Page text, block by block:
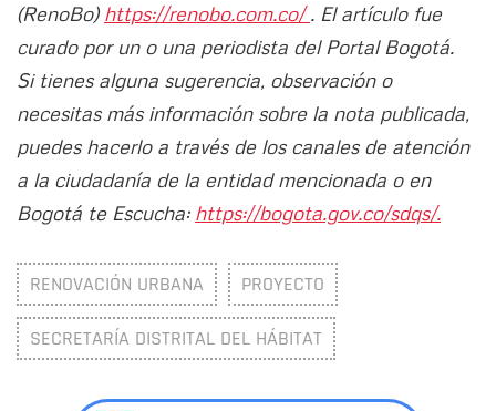
(RenoBo) https://renobo.com.co/. El artículo fue
curado por un o una periodista del Portal Bogotá.
Si tienes alguna sugerencia, observación o
necesitas más información sobre la nota publicada,
puedes hacerlo a través de los canales de atención
a la ciudadanía de la entidad mencionada o en
Bogotá te Escucha: https://bogota.gov.co/sdqs/.
RENOVACIÓN URBANA PROYECTO
SECRETARÍA DISTRITAL DEL HÁBITAT